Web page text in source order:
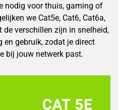
nodig voor thuis, gaming of
we Cat5e, Cat6, Cat6a,
de verschillen zijn in snelheid,
en gebruik, zodat je direct
bij jouw netwerk past.